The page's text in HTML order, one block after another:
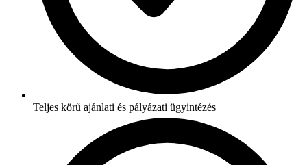
Teljes körű ajánlati és pályázati ügyintézés